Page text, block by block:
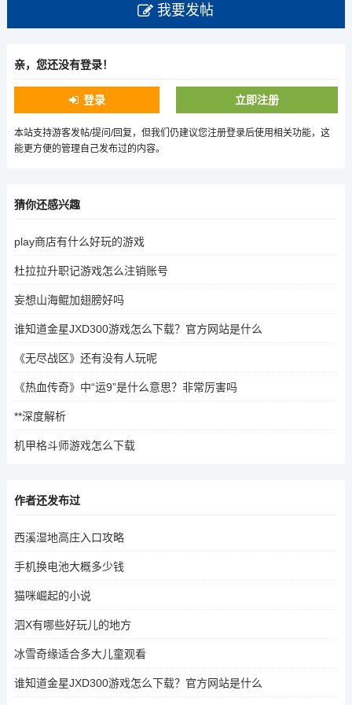
我要发帖
亲，您还没有登录！
登录 立即注册
本站支持游客发帖/提问/回复，但我们仍建议您注册登录后使用相关功能，这
能更方便的管理自己发布过的内容。
猜你还感兴趣
play商店有什么好玩的游戏
杜拉拉升职记游戏怎么注销账号
妄想山海鲲加翅膀好吗
谁知道金星JXD300游戏怎么下载？官方网站是什么
《无尽战区》还有没有人玩呢
《热血传奇》中“运9”是什么意思？非常厉害吗
**深度解析
机甲格斗师游戏怎么下载
作者还发布过
西溪湿地高庄入口攻略
手机换电池大概多少钱
猫咪崛起的小说
泗X有哪些好玩儿的地方
冰雪奇缘适合多大儿童观看
谁知道金星JXD300游戏怎么下载？官方网站是什么